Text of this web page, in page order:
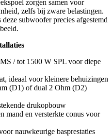
zorgen samen voor
zelfs bij zware belastingen.
subwoofer precies afgestemd
/ tot 1500 W SPL voor diepe
ideaal voor kleinere behuizingen
(D1) of dual 2 Ohm (D2)
drukopbouw
mand en versterkte conus voor
nauwkeurige basprestaties